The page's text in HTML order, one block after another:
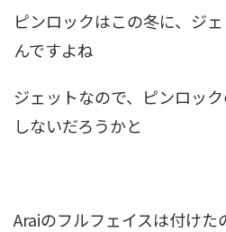
ピンロックはこの冬に、ジ
んですよね
ジェットなので、ピンロッ
しないだろうかと
Araiのフルフェイスは付け